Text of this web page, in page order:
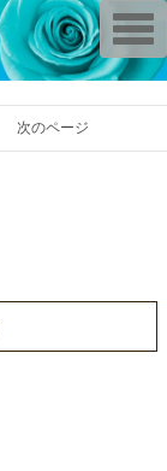
次のページ
T
o
g
g
e
a